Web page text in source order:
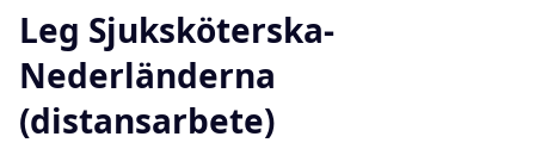
Leg Sjuksköterska-
Nederländerna
(distansarbete)